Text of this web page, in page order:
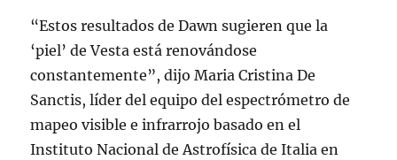
“Estos resultados de Dawn sugieren que la
‘piel’ de Vesta está renovándose
constantemente”, dijo Maria Cristina De
Sanctis, líder del equipo del espectrómetro de
mapeo visible e infrarrojo basado en el
Instituto Nacional de Astrofísica de Italia en